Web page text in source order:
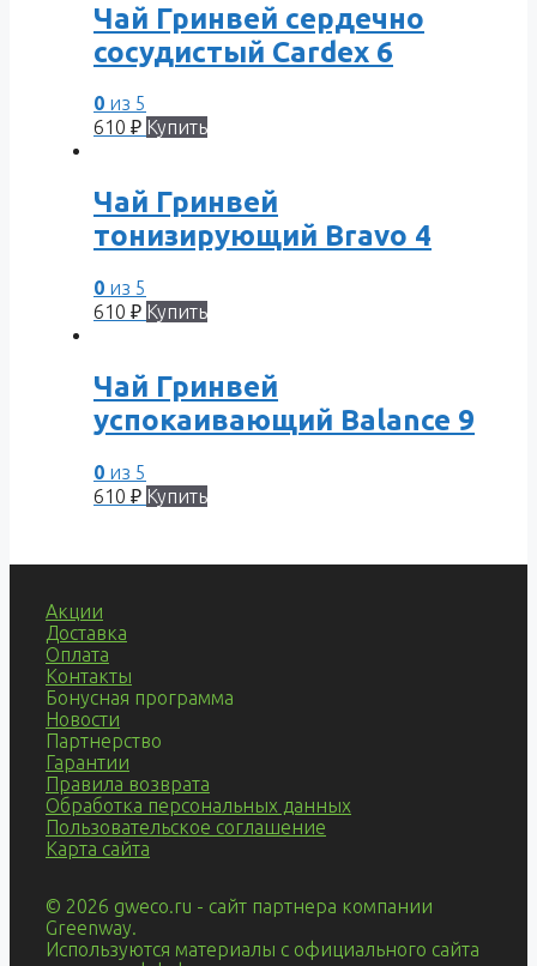
Чай Гринвей сердечно
сосудистый Сardex 6
0 из 5
610 ₽ Купить
Чай Гринвей
тонизирующий Bravo 4
0 из 5
610 ₽ Купить
Чай Гринвей
успокаивающий Balance 9
0 из 5
610 ₽ Купить
Акции
Доставка
Оплата
Контакты
Бонусная программа
Новости
Партнерство
Гарантии
Правила возврата
Обработка персональных данных
Пользовательское соглашение
Карта сайта
© 2026 gweco.ru - сайт партнера компании
Greenway.
Используются материалы с официального сайта